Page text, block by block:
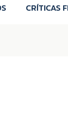
CRÍTICAS